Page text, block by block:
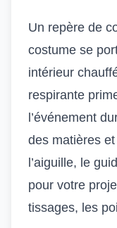
Un repère de
costume se
intérieur
respirante
l’événement
des matières
l’aiguille, le
pour votre
tissages, les